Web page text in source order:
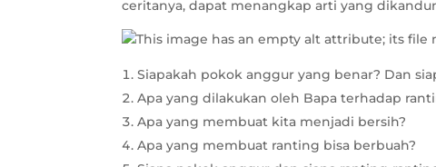
ceritanya, dapat menangkap arti yang
Siapakah pokok anggur yang benar? Dan
Apa yang dilakukan oleh Bapa terhadap
Apa yang membuat kita menjadi bersih?
Apa yang membuat ranting bisa berbuah?